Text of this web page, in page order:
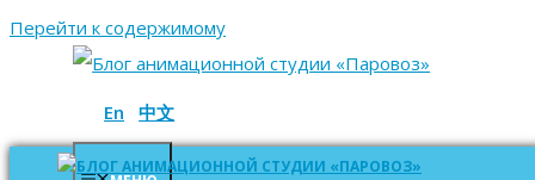
Перейти к содержимому
En 中文